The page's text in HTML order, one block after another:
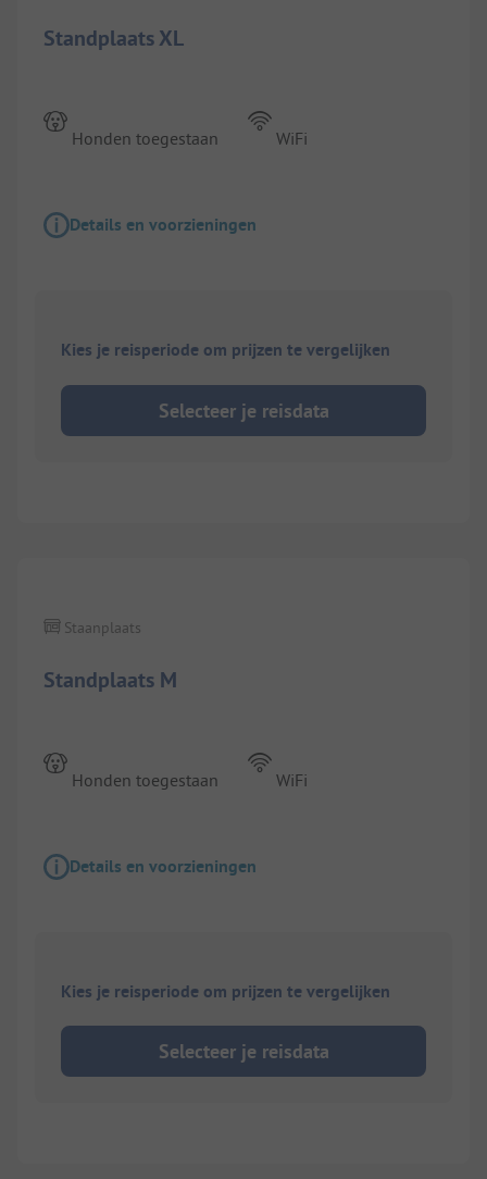
Standplaats XL
Honden toegestaan WiFi
Details en voorzieningen
Kies je reisperiode om prijzen te vergelijken
Selecteer je reisdata
Standplaats M
Staanplaats
Honden toegestaan WiFi
Details en voorzieningen
Kies je reisperiode om prijzen te vergelijken
Selecteer je reisdata